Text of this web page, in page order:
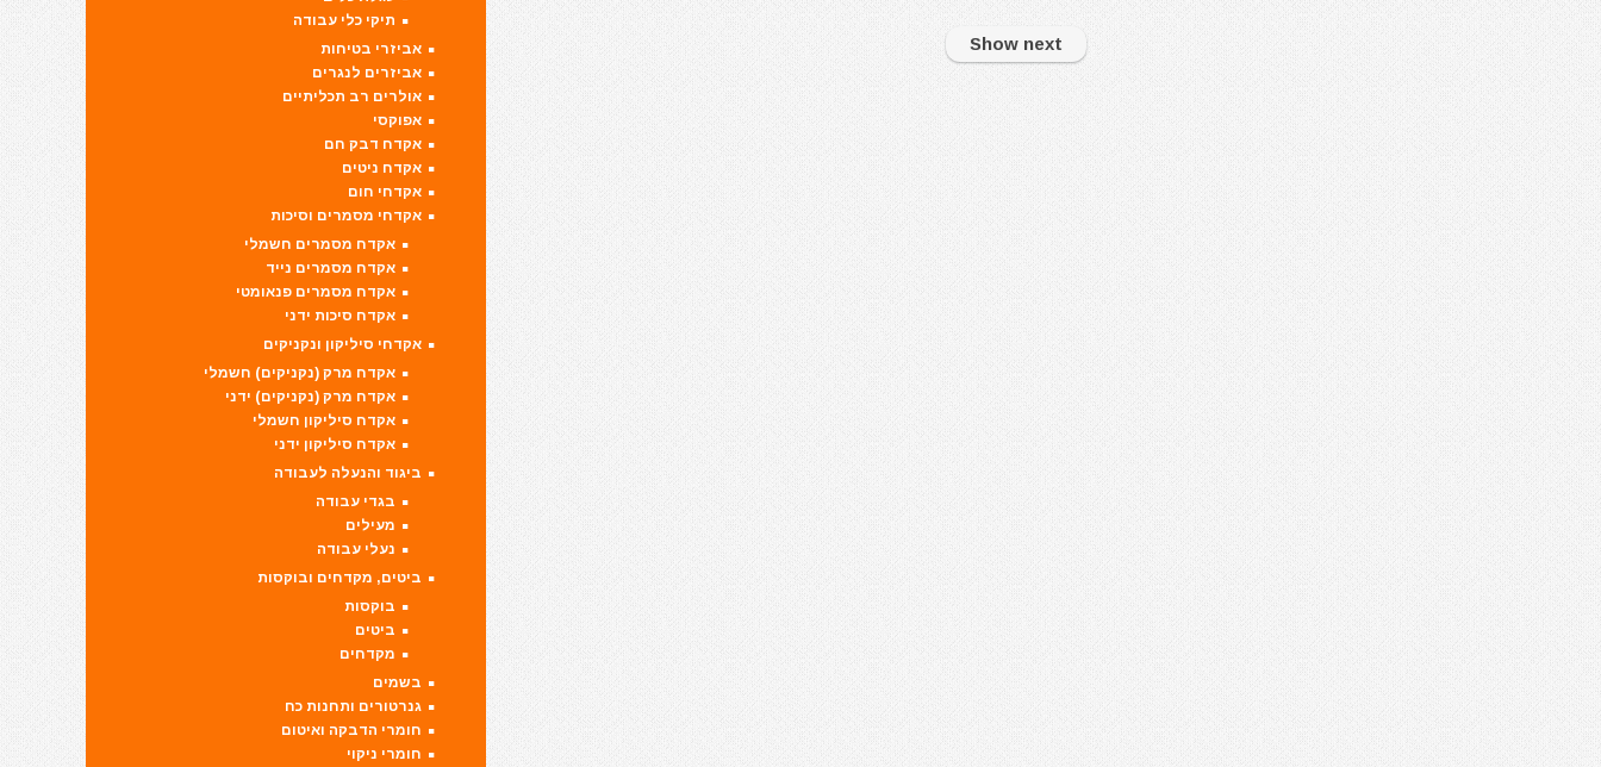
Show next
תיקי כלי עבודה
אביזרי בטיחות
אביזרים לנגרים
אולרים רב תכליתיים
אפוקסי
אקדח דבק חם
אקדח ניטים
אקדחי חום
אקדחי מסמרים וסיכות
אקדח מסמרים חשמלי
אקדח מסמרים נייד
אקדח מסמרים פנאומטי
אקדח סיכות ידני
אקדחי סיליקון ונקניקים
אקדח מרק (נקניקים) חשמלי
אקדח מרק (נקניקים) ידני
אקדח סיליקון חשמלי
אקדח סיליקון ידני
ביגוד והנעלה לעבודה
בגדי עבודה
מעילים
נעלי עבודה
ביטים, מקדחים ובוקסות
בוקסות
ביטים
מקדחים
בשמים
גנרטורים ותחנות כח
חומרי הדבקה ואיטום
חומרי ניקוי